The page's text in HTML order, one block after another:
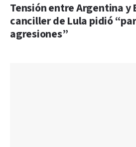
Tensión entre Argentina y
canciller de Lula pidió
agresiones”